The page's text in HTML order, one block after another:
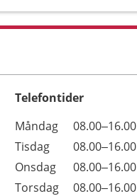
Telefontider
Dag
Öppettider
Kommentarer
Måndag 08.00–16.00
Tisdag
08.00–16.00
Onsdag
08.00–16.00
Torsdag
08.00–16.00